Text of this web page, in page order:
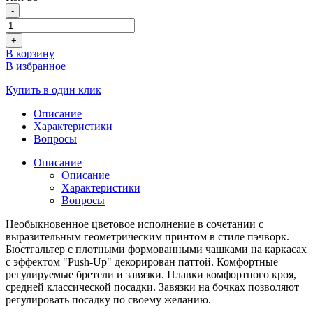
-
+
В корзину
В избранное
Купить в один клик
Описание
Характеристики
Вопросы
Описание
Описание
Характеристики
Вопросы
Необыкновенное цветовое исполнение в сочетании с
выразительным геометрическим принтом в стиле пэчворк.
Бюстгальтер с плотными формованными чашками на каркасах
с эффектом "Push-Up" декорирован паттой. Комфортные
регулируемые бретели и завязки. Плавки комфортного кроя,
средней классической посадки. Завязки на бочках позволяют
регулировать посадку по своему желанию.